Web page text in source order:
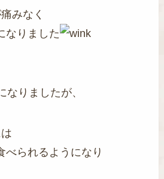
みなく
なりました
なりましたが、
べられるようになり